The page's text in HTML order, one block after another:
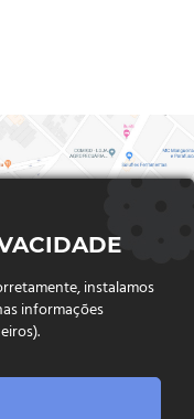
instalamos
informações